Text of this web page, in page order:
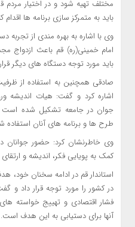
مختلف تهیه شود و در اختیار مردم
باید به متمرکز سازی برنامه ها اقدام
وی با اشاره به بهره مندی از
باید مورد توجه دستگاه های دیگر
صادقی همچنین به استفاده از
اشاره کرد و گفت: هیات اندیشه
جوان در جامعه تشکیل شده است
طرح ها و برنامه های آنان استفاده
وی خاطرنشان کرد: حضور جوانان
کمک به پویایی فکر، اندیشه و
استاندار قم در ادامه سخنان خود،
در کشور را مورد توجه قرار داد
فشار اقتصادی و تهییج خواسته
آنها برای دستیابی به این هدف است.